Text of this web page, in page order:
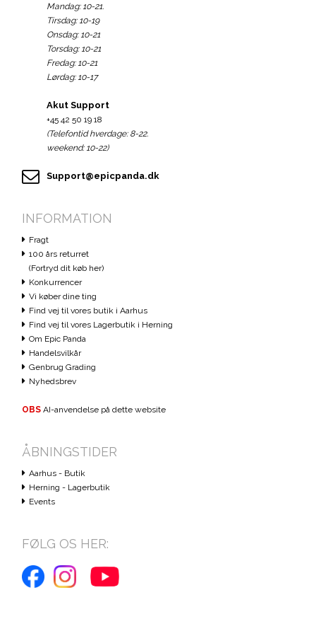
Mandag: 10-21.
Tirsdag: 10-19
Onsdag: 10-21
Torsdag: 10-21
Fredag: 10-21
Lørdag: 10-17
Akut Support
+45 42 50 19 18
(Telefontid hverdage: 8-22.
weekend: 10-22)
Support@epicpanda.dk
INFORMATION
Fragt
100 års returret
(Fortryd dit køb her)
Konkurrencer
Vi køber dine ting
Find vej til vores butik i Aarhus
Find vej til vores Lagerbutik i Herning
Om Epic Panda
Handelsvilkår
Genbrug Grading
Nyhedsbrev
OBS AI-anvendelse på dette website
ÅBNINGSTIDER
Aarhus - Butik
Herning - Lagerbutik
Events
FØLG OS HER: